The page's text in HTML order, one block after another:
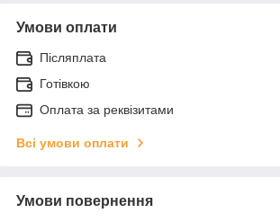
Умови оплати
Післяплата
Готівкою
Оплата за реквізитами
Всі умови оплати
Умови повернення